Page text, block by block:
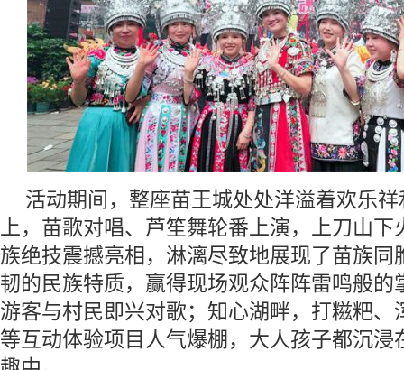
活动期间，整座苗王城处处洋溢着欢乐
上，苗歌对唱、芦笙舞轮番上演，上刀山
族绝技震撼亮相，淋漓尽致地展现了苗族同
韧的民族特质，赢得现场观众阵阵雷鸣般的
游客与村民即兴对歌；知心湖畔，打糍粑、
等互动体验项目人气爆棚，大人孩子都沉浸